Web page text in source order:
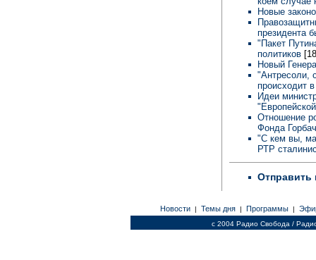
Новые
президента
"Пакет
политиков
Новый
"Антресоли,
происходит
Идеи
Отношение
Фонда
"С кем вы,
РТР
Отправить
Новости | Темы дня | Программы |
c 2004 Радио Свобода /